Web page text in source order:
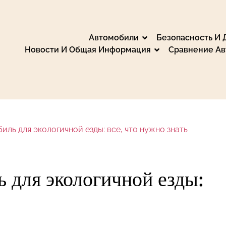
Марки,
и выберите идеальный автомобиль,
из автомобильного мира,
Автомобили
Безопасность
Новости И Общая Информация
Сравнение
для экологичной езды: все, что нужно знать
для экологичной езды: